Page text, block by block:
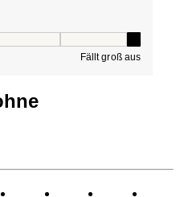
Fällt groß aus